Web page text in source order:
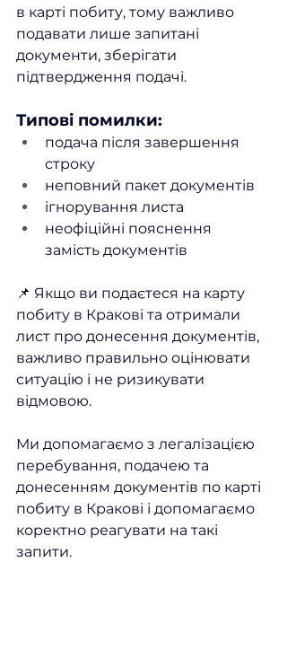
в карті побиту, тому важливо
подавати лише запитані
документи, зберігати
підтвердження подачі.
Типові помилки:
подача після завершення
строку
неповний пакет документів
ігнорування листа
неофіційні пояснення
замість документів
📌 Якщо ви подаєтеся на карту
побиту в Кракові та отримали
лист про донесення документів,
важливо правильно оцінювати
ситуацію і не ризикувати
відмовою.
Ми допомагаємо з легалізацією
перебування, подачею та
донесенням документів по карті
побиту в Кракові і допомагаємо
коректно реагувати на такі
запити.